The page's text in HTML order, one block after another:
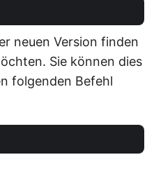
neuen Version finden
Sie können dies
folgenden Befehl